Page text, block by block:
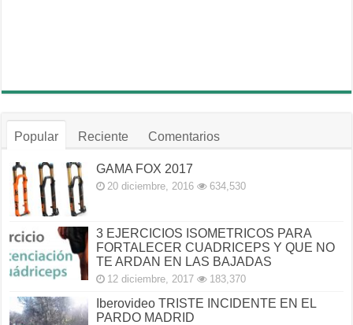
Popular Reciente Comentarios
GAMA FOX 2017
20 diciembre, 2016 634,530
3 EJERCICIOS ISOMETRICOS PARA
FORTALECER CUADRICEPS Y QUE NO
TE ARDAN EN LAS BAJADAS
12 diciembre, 2017 183,370
Iberovideo TRISTE INCIDENTE EN EL
PARDO MADRID